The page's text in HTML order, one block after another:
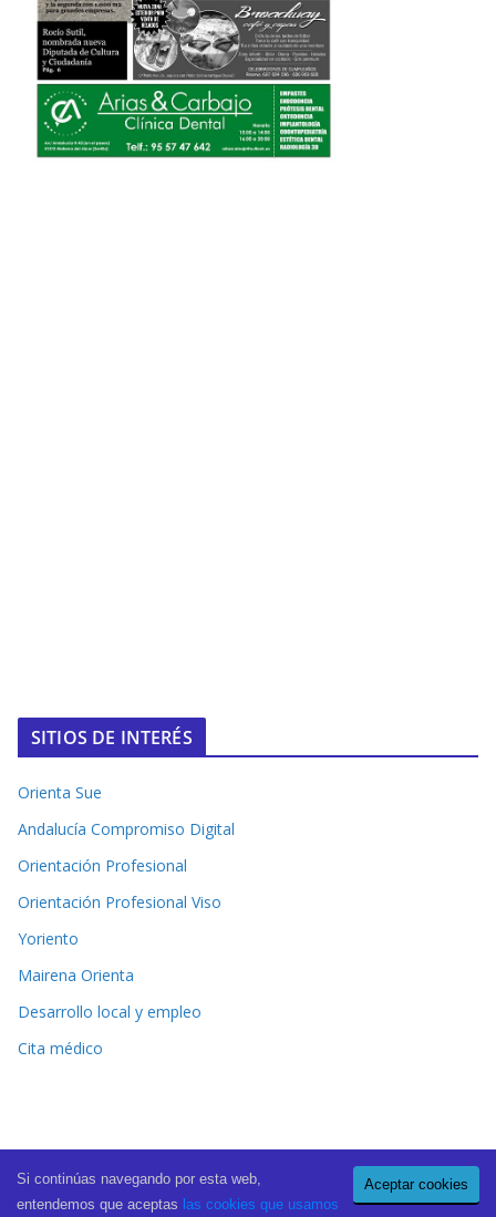
SITIOS DE INTERÉS
Orienta Sue
Andalucía Compromiso Digital
Orientación Profesional
Orientación Profesional Viso
Yoriento
Mairena Orienta
Desarrollo local y empleo
Cita médico
Copyright © 2026 El Periódico de Mairena
. All rights reserved.
Aceptar cookies
Si continúas navegando por esta web,
entendemos que aceptas las cookies que usamos